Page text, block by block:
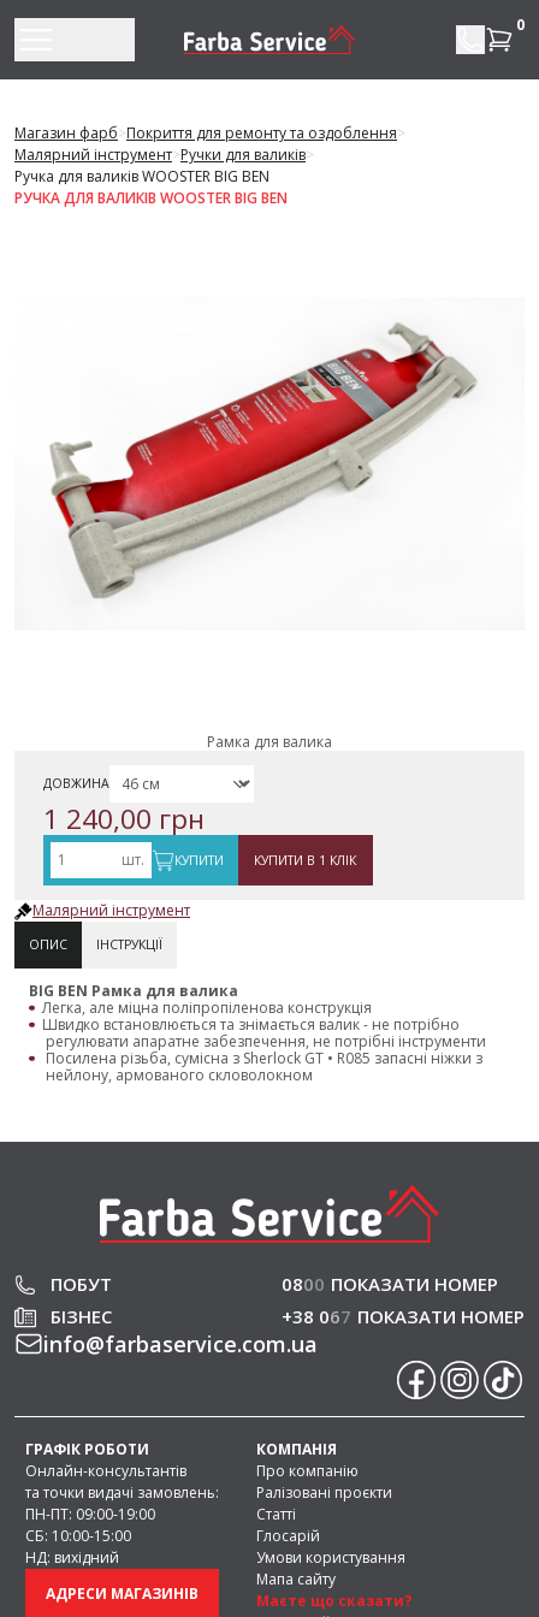
0
Магазин фарб>Покриття для ремонту та оздоблення>
Малярний інструмент>Ручки для валиків>
Ручка для валиків WOOSTER BIG BEN
РУЧКА ДЛЯ ВАЛИКІВ WOOSTER BIG BEN
Рамка для валика
ДОВЖИНА
1 240,00 грн
шт. КУПИТИ КУПИТИ В 1 КЛІК
Малярний інструмент
ОПИС ІНСТРУКЦІЇ
BIG BEN Рамка для валика
Легка, але міцна поліпропіленова конструкція
Швидко встановлюється та знімається валик - не потрібно
регулювати апаратне забезпечення, не потрібні інструменти
Посилена різьба, сумісна з Sherlock GT • R085 запасні ніжки з
нейлону, армованого скловолокном
ПОБУТ 0800 ПОКАЗАТИ НОМЕР
БІЗНЕС
+38 067 ПОКАЗАТИ НОМЕР
info@farbaservice.com.ua
КОМПАНІЯ
Про компанію
Ралізовані проєкти
Статті
Глосарій
Умови користування
Мапа сайту
Маєте що сказати?
ГРАФІК РОБОТИ
Онлайн-консультантів
та точки видачі замовлень:
ПН-ПТ: 09:00-19:00
СБ: 10:00-15:00
НД: вихідний
АДРЕСИ МАГАЗИНІВ